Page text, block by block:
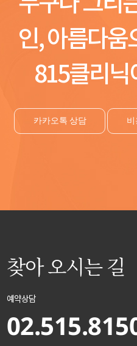
인, 아름다움
815클리닉
카카오톡 상담
찾아 오시는 길
예약상담